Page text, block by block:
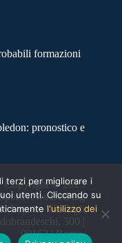
formazioni
pronostico e
Copyright © 2025
BetFlag
Legale: Via degli
300 |
00163 | Roma
terzi per migliorare i
utenti. Cliccando su
l'utilizzo dei